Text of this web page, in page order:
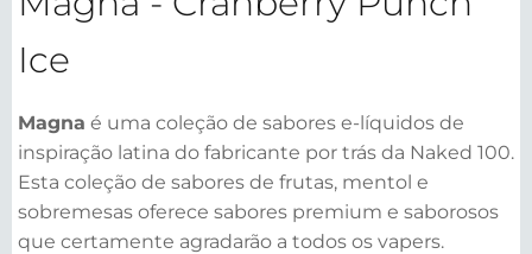
quantidade
Ice
Magna é uma coleção de sabores e-líquidos de
inspiração latina do fabricante por trás da Naked 100.
Esta coleção de sabores de frutas, mentol e
sobremesas oferece sabores premium e saborosos
que certamente agradarão a todos os vapers.